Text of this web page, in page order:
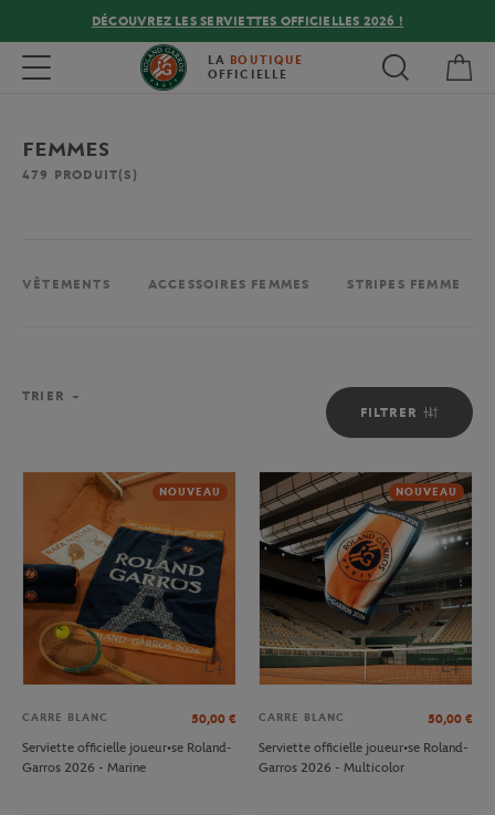
DÉCOUVREZ LES SERVIETTES OFFICIELLES 2026 !
Toggle navigation LA BOUTIQUE
OFFICIELLE
FEMMES
479 PRODUIT(S)
VÊTEMENTS ACCESSOIRES FEMMES STRIPES FEMME
FILTRER
TRIER
NOUVEAU
CARRE BLANC 50,00 €
Serviette officielle joueur•se Roland-
Garros 2026 - Marine
NOUVEAU
CARRE BLANC 50,00 €
Serviette officielle joueur•se Roland-
Garros 2026 - Multicolor